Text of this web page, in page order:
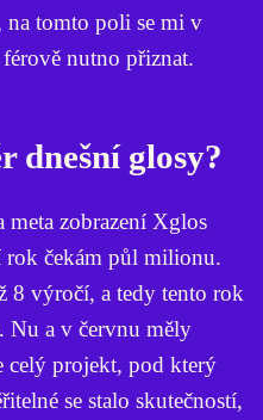
tomto poli se mi v
nutno přiznat.
dnešní glosy?
zobrazení Xglos
rok čekám půl milionu.
8 výročí, a tedy tento rok
Nu a v červnu měly
projekt, pod který
se stalo skutečností,